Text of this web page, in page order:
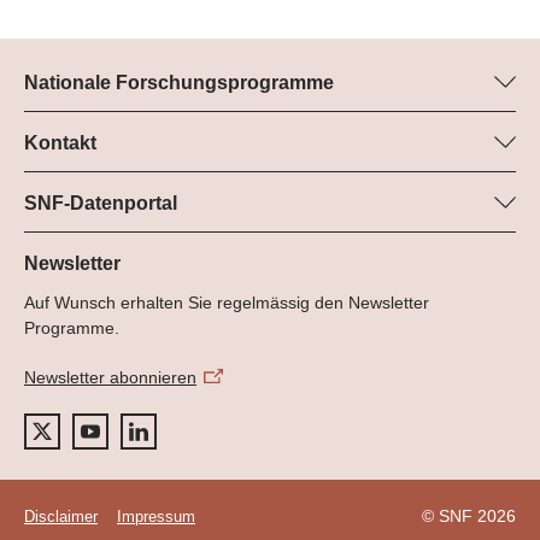
Nationale Forschungsprogramme
Hier finden Sie Informationen zu allen Nationalen
Forschungsprogrammen (NFP):
Alle NFP
Kontakt
Programm-Manager
Dr. Pascal Walther, SNF
Tel.: +
22
SNF-Datenportal
Hier finden Sie umfangreiche Informationen zu den vom SNF
geförderten Projekten.
Zum Datenportal
Newsletter
Auf Wunsch erhalten Sie regelmässig den Newsletter
Programme.
Newsletter abonnieren
Disclaimer Impressum © SNF 2026